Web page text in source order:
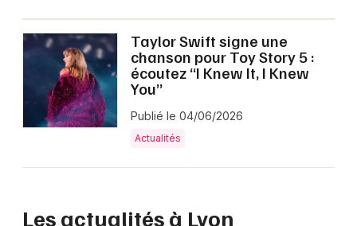
Taylor Swift signe une
chanson pour Toy Story 5 :
écoutez “I Knew It, I Knew
You”
Publié le 04/06/2026
Actualités
Les actualités à Lyon